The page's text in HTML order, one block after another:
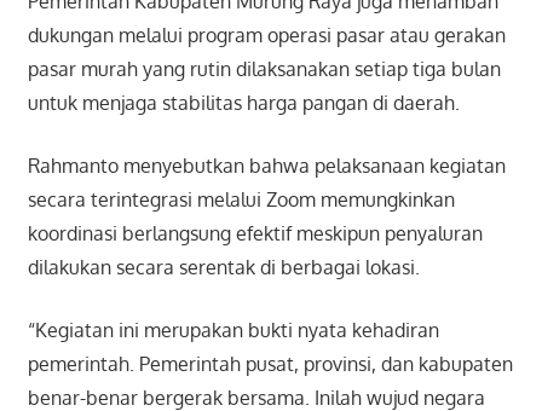
dukungan melalui program operasi pasar atau gerakan
pasar murah yang rutin dilaksanakan setiap tiga bulan
untuk menjaga stabilitas harga pangan di daerah.
Rahmanto menyebutkan bahwa pelaksanaan kegiatan
secara terintegrasi melalui Zoom memungkinkan
koordinasi berlangsung efektif meskipun penyaluran
dilakukan secara serentak di berbagai lokasi.
“Kegiatan ini merupakan bukti nyata kehadiran
pemerintah. Pemerintah pusat, provinsi, dan kabupaten
benar-benar bergerak bersama. Inilah wujud negara